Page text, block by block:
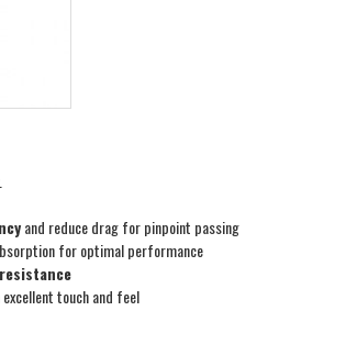
and reduce drag for pinpoint passing
for optimal performance
touch and feel